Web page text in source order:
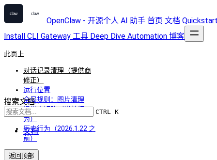
OpenClaw - 开源个人 AI 助手 首页 文档
Install CLI Gateway 工具 Deep Dive Automation 博客
搜索文档...
CTRL K
文档
此页上
对话记录清理（提供商
修正）
运行位置
全局规则：图片清理
提供商矩阵（当前行
为）
历史行为（2026.1.22 之
前）
返回顶部